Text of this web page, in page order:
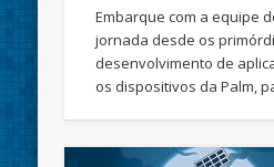
Embarque com a equipe
jornada desde os
desenvolvimento de
os dispositivos da Palm,